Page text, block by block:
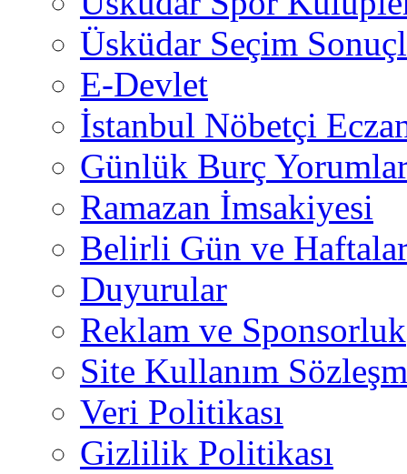
Üsküdar Seçim
E-Devlet
İstanbul Nöbetçi
Günlük Burç
Ramazan İmsakiyesi
Belirli Gün ve
Duyurular
Reklam ve Sponsorluk
Site Kullanım
Veri Politikası
Gizlilik Politikası